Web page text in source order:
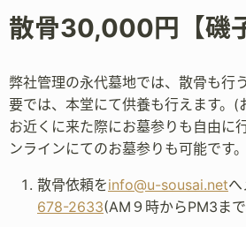
散骨30,000円【磯
弊社管理の永代墓地では、散骨も行
要では、本堂にて供養も行えます。(
お近くに来た際にお墓参りも自由に
ンラインにてのお墓参りも可能です。
散骨依頼をinfo@u-sousai.netへ
678-2633(AM９時からPM3まで